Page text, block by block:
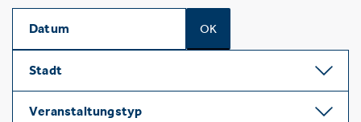
OK
Stadt
Veranstaltungstyp